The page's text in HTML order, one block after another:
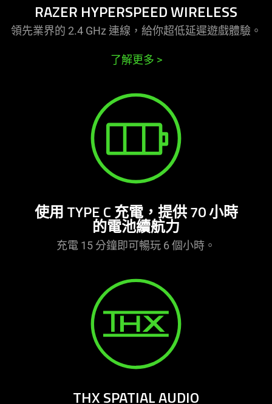
RAZER HYPERSPEED WIRELESS
領先業界的 2.4 GHz 連線，給你超低延遲遊戲體驗 。
了解更多 >
使用 TYPE C 充電，提供 70 小時
的電池續航力
充電 15 分鐘即可暢玩 6 個小時。
THX SPATIAL AUDIO